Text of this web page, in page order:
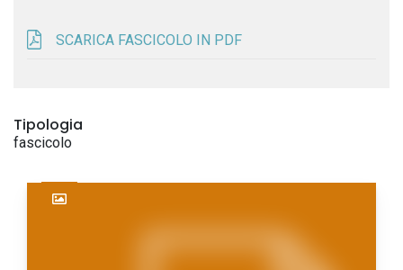
SCARICA FASCICOLO IN PDF
Tipologia
fascicolo